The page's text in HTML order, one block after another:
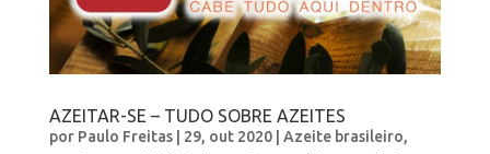
AZEITAR-SE – TUDO SOBRE AZEITES
por Paulo Freitas| 29, out 2020| Azeite brasileiro,